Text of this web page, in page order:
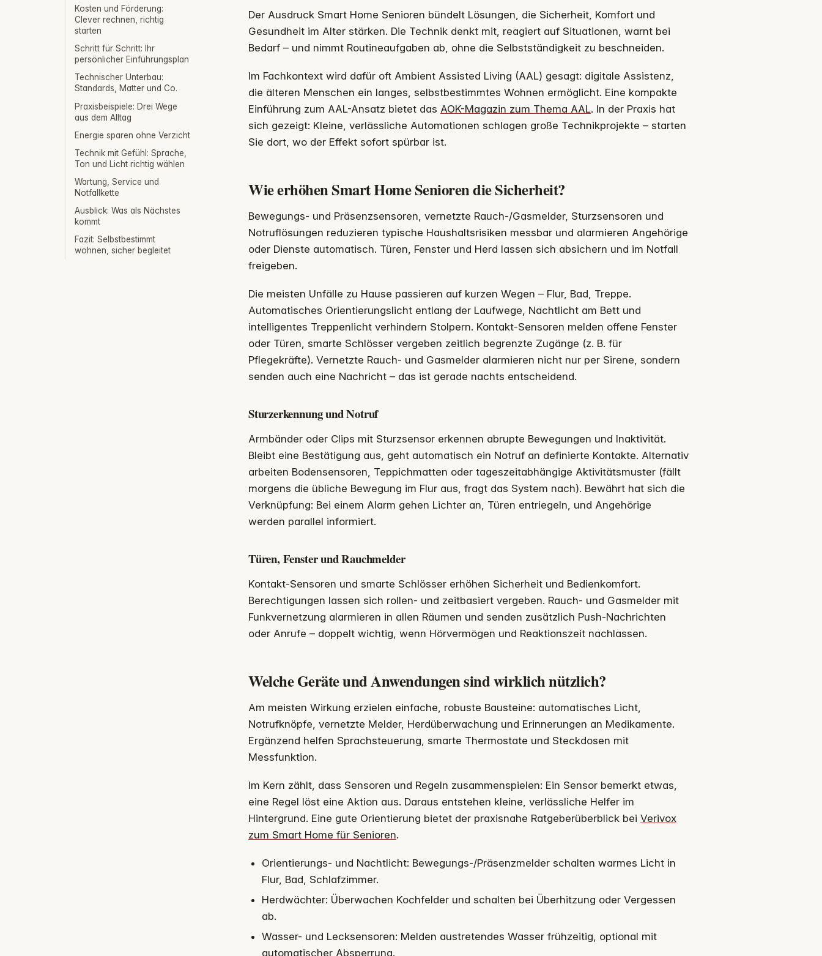
Kosten und Förderung:
Clever rechnen, richtig
starten
Schritt für Schritt: Ihr
persönlicher Einführungsplan
Technischer Unterbau:
Standards, Matter und Co.
Praxisbeispiele: Drei Wege
aus dem Alltag
Energie sparen ohne Verzicht
Technik mit Gefühl: Sprache,
Ton und Licht richtig wählen
Wartung, Service und
Notfallkette
Ausblick: Was als Nächstes
kommt
Fazit: Selbstbestimmt
wohnen, sicher begleitet
Der Ausdruck Smart Home Senioren bündelt Lösungen, die Sicherheit, Komfort und
Gesundheit im Alter stärken. Die Technik denkt mit, reagiert auf Situationen, warnt bei
Bedarf – und nimmt Routineaufgaben ab, ohne die Selbstständigkeit zu beschneiden.
Im Fachkontext wird dafür oft Ambient Assisted Living (AAL) gesagt: digitale Assistenz,
die älteren Menschen ein langes, selbstbestimmtes Wohnen ermöglicht. Eine kompakte
Einführung zum AAL-Ansatz bietet das AOK-Magazin zum Thema AAL. In der Praxis hat
sich gezeigt: Kleine, verlässliche Automationen schlagen große Technikprojekte – starten
Sie dort, wo der Effekt sofort spürbar ist.
Wie erhöhen Smart Home Senioren die Sicherheit?
Bewegungs- und Präsenzsensoren, vernetzte Rauch‑/Gasmelder, Sturzsensoren und
Notruflösungen reduzieren typische Haushaltsrisiken messbar und alarmieren Angehörige
oder Dienste automatisch. Türen, Fenster und Herd lassen sich absichern und im Notfall
freigeben.
Die meisten Unfälle zu Hause passieren auf kurzen Wegen – Flur, Bad, Treppe.
Automatisches Orientierungslicht entlang der Laufwege, Nachtlicht am Bett und
intelligentes Treppenlicht verhindern Stolpern. Kontakt-Sensoren melden offene Fenster
oder Türen, smarte Schlösser vergeben zeitlich begrenzte Zugänge (z. B. für
Pflegekräfte). Vernetzte Rauch- und Gasmelder alarmieren nicht nur per Sirene, sondern
senden auch eine Nachricht – das ist gerade nachts entscheidend.
Sturzerkennung und Notruf
Armbänder oder Clips mit Sturzsensor erkennen abrupte Bewegungen und Inaktivität.
Bleibt eine Bestätigung aus, geht automatisch ein Notruf an definierte Kontakte. Alternativ
arbeiten Bodensensoren, Teppichmatten oder tageszeitabhängige Aktivitätsmuster (fällt
morgens die übliche Bewegung im Flur aus, fragt das System nach). Bewährt hat sich die
Verknüpfung: Bei einem Alarm gehen Lichter an, Türen entriegeln, und Angehörige
werden parallel informiert.
Türen, Fenster und Rauchmelder
Kontakt-Sensoren und smarte Schlösser erhöhen Sicherheit und Bedienkomfort.
Berechtigungen lassen sich rollen- und zeitbasiert vergeben. Rauch- und Gasmelder mit
Funkvernetzung alarmieren in allen Räumen und senden zusätzlich Push-Nachrichten
oder Anrufe – doppelt wichtig, wenn Hörvermögen und Reaktionszeit nachlassen.
Welche Geräte und Anwendungen sind wirklich nützlich?
Am meisten Wirkung erzielen einfache, robuste Bausteine: automatisches Licht,
Notrufknöpfe, vernetzte Melder, Herdüberwachung und Erinnerungen an Medikamente.
Ergänzend helfen Sprachsteuerung, smarte Thermostate und Steckdosen mit
Messfunktion.
Im Kern zählt, dass Sensoren und Regeln zusammenspielen: Ein Sensor bemerkt etwas,
eine Regel löst eine Aktion aus. Daraus entstehen kleine, verlässliche Helfer im
Hintergrund. Eine gute Orientierung bietet der praxisnahe Ratgeberüberblick bei Verivox
zum Smart Home für Senioren.
Orientierungs- und Nachtlicht: Bewegungs-/Präsenzmelder schalten warmes Licht in
Flur, Bad, Schlafzimmer.
Herdwächter: Überwachen Kochfelder und schalten bei Überhitzung oder Vergessen
ab.
Wasser- und Lecksensoren: Melden austretendes Wasser frühzeitig, optional mit
automatischer Absperrung.